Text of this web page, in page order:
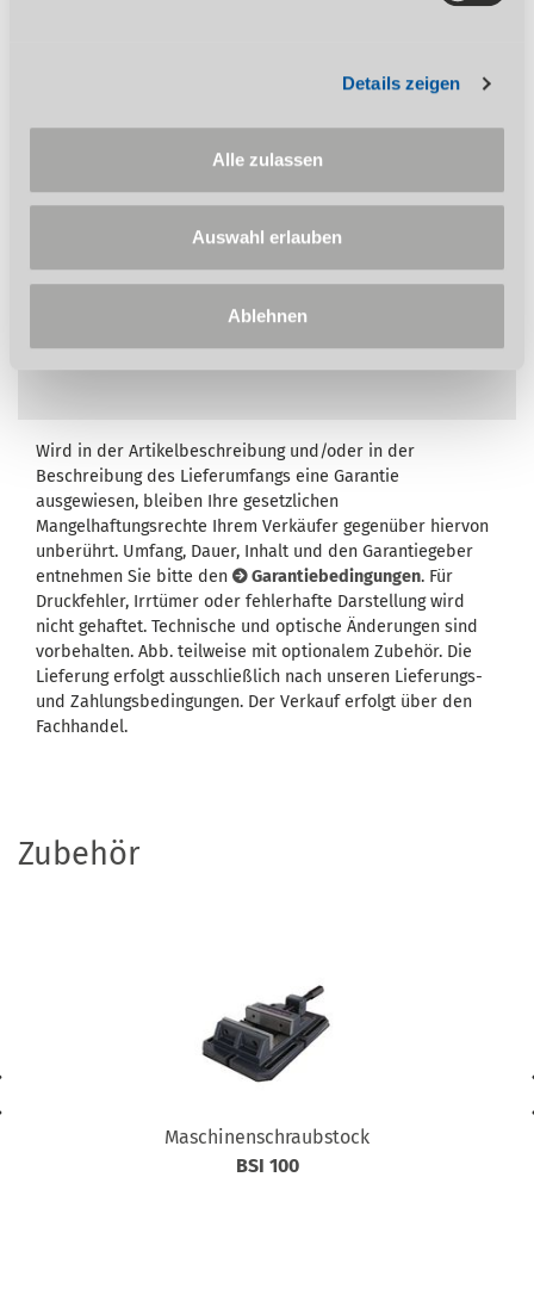
Details zeigen
Alle zulassen
Auswahl erlauben
Ablehnen
Stürmer Garantie bei Online-Registrierung.
Garantie nur für Endkunden in Deutschland
Wird in der Artikelbeschreibung und/oder in der
Beschreibung des Lieferumfangs eine Garantie
ausgewiesen, bleiben Ihre gesetzlichen
Mangelhaftungsrechte Ihrem Verkäufer gegenüber hiervon
unberührt. Umfang, Dauer, Inhalt und den Garantiegeber
entnehmen Sie bitte den
Garantiebedingungen. Für
Druckfehler, Irrtümer oder fehlerhafte Darstellung wird
nicht gehaftet. Technische und optische Änderungen sind
vorbehalten. Abb. teilweise mit optionalem Zubehör. Die
Lieferung erfolgt ausschließlich nach unseren Lieferungs-
und Zahlungsbedingungen. Der Verkauf erfolgt über den
Fachhandel.
Zubehör
Maschinenschraubstock
BSI 100